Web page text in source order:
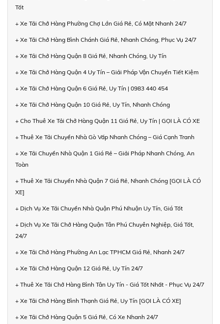
Tốt
+ Xe Tải Chở Hàng Phường Chợ Lớn Giá Rẻ, Có Mặt Nhanh 24/7
+ Xe Tải Chở Hàng Bình Chánh Giá Rẻ, Nhanh Chóng, Phục Vụ 24/7
+ Xe Tải Chở Hàng Quận 8 Giá Rẻ, Nhanh Chóng, Uy Tín
+ Xe Tải Chở Hàng Quận 4 Uy Tín – Giải Pháp Vận Chuyển Tiết Kiệm
+ Xe Tải Chở Hàng Quận 6 Giá Rẻ, Uy Tín | 0983 440 454
+ Xe Tải Chở Hàng Quận 10 Giá Rẻ, Uy Tín, Nhanh Chóng
+ Cho Thuê Xe Tải Chở Hàng Quận 11 Giá Rẻ, Uy Tín | GỌI LÀ CÓ XE
+ Thuê Xe Tải Chuyển Nhà Gò Vấp Nhanh Chóng – Giá Cạnh Tranh
+ Xe Tải Chuyển Nhà Quận 1 Giá Rẻ – Giải Pháp Nhanh Chóng, An
Toàn
+ Thuê Xe Tải Chuyển Nhà Quận 7 Giá Rẻ, Nhanh Chóng [GỌI LÀ CÓ
XE]
+ Dịch Vụ Xe Tải Chuyển Nhà Quận Phú Nhuận Uy Tín, Giá Tốt
+ Dịch Vụ Xe Tải Chở Hàng Quận Tân Phú Chuyên Nghiệp, Giá Tốt,
24/7
+ Xe Tải Chở Hàng Phường An Lạc TPHCM Giá Rẻ, Nhanh 24/7
+ Xe Tải Chở Hàng Quận 12 Giá Rẻ, Uy Tín 24/7
+ Thuê Xe Tải Chở Hàng Bình Tân Uy Tín - Giá Tốt Nhất - Phục Vụ 24/7
+ Xe Tải Chở Hàng Bình Thạnh Giá Rẻ, Uy Tín [GỌI LÀ CÓ XE]
+ Xe Tải Chở Hàng Quận 5 Giá Rẻ, Có Xe Nhanh 24/7